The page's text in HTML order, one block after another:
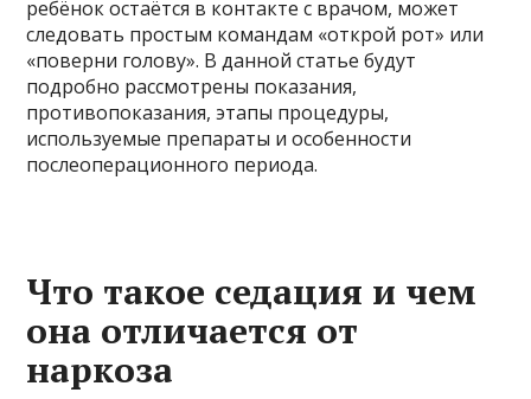
ребёнок остаётся в контакте с врачом, может
следовать простым командам «открой рот» или
«поверни голову». В данной статье будут
подробно рассмотрены показания,
противопоказания, этапы процедуры,
используемые препараты и особенности
послеоперационного периода.
Что такое седация и чем
она отличается от
наркоза